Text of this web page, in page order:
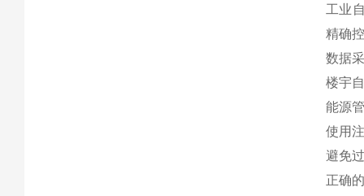
工业
精确
数据
楼宇
能源
使用
避免
正确